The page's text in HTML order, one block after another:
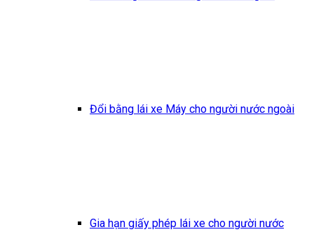
Đổi bằng lái xe Máy cho người nước ngoài
Gia hạn giấy phép lái xe cho người nước